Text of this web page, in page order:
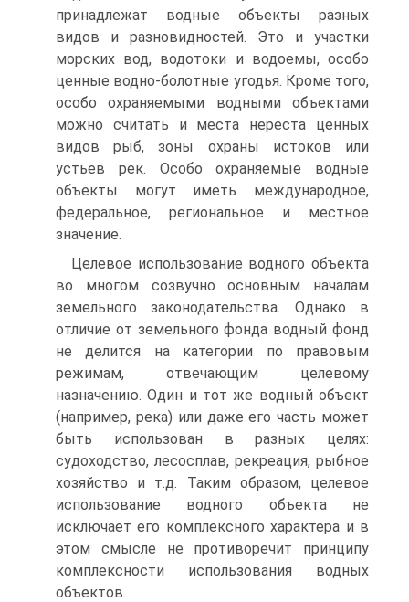
принадлежат водные объекты разных
видов и разновидностей. Это и участки
морских вод, водотоки и водоемы, особо
ценные водно-болотные угодья. Кроме того,
особо охраняемыми водными объектами
можно считать и места нереста ценных
видов рыб, зоны охраны истоков или
устьев рек. Особо охраняемые водные
объекты могут иметь международное,
федеральное, региональное и местное
значение.
Целевое использование водного объекта
во многом созвучно основным началам
земельного законодательства. Однако в
отличие от земельного фонда водный фонд
не делится на категории по правовым
режимам, отвечающим целевому
назначению. Один и тот же водный объект
(например, река) или даже его часть может
быть использован в разных целях:
судоходство, лесосплав, рекреация, рыбное
хозяйство и т.д. Таким образом, целевое
использование водного объекта не
исключает его комплексного характера и в
этом смысле не противоречит принципу
комплексности использования водных
объектов.